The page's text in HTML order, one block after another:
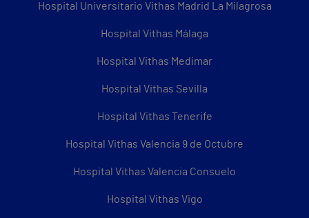
Hospital Universitario Vithas Madrid La Milagrosa
Hospital Vithas Málaga
Hospital Vithas Medimar
Hospital Vithas Sevilla
Hospital Vithas Tenerife
Hospital Vithas Valencia 9 de Octubre
Hospital Vithas Valencia Consuelo
Hospital Vithas Vigo